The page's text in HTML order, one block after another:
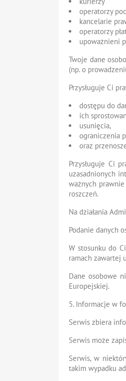
operatorzy
kancelarie
operatorzy
upoważnieni
Twoje dane
(np. o
Przysługuje Ci
dostępu do
ich
usunięcia,
ograniczenia
oraz
Przysługuje Ci
uzasadnionych
ważnych
roszczeń.
Na działania
Podanie danych
W stosunku do
ramach zawartej
Dane osobowe
Europejskiej.
5. Informacje w
Serwis zbiera
Serwis może
Serwis, w
takim wypadku